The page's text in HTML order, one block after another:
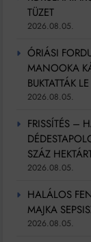
TÜZET
2026.08.05.
ÓRIÁSI
MANOOKA
BUKTATTÁK LE
2026.08.05.
FRISSÍTÉS –
SZÁZ
2026.08.05.
HALÁLOS
MAJKA
2026.08.05.